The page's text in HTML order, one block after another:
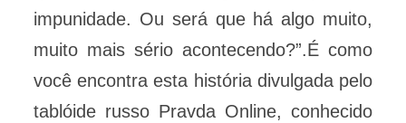
impunidade. Ou será que há algo muito,
muito mais sério acontecendo?”.É como
você encontra esta história divulgada pelo
tablóide russo Pravda Online, conhecido